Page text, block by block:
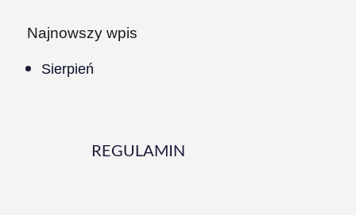
Najnowszy wpis
Sierpień
REGULAMIN